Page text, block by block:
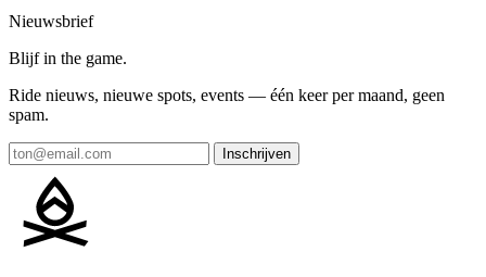
Nieuwsbrief
Blijf in the game.
Ride nieuws, nieuwe spots, events — één keer per maand, geen
spam.
Inschrijven